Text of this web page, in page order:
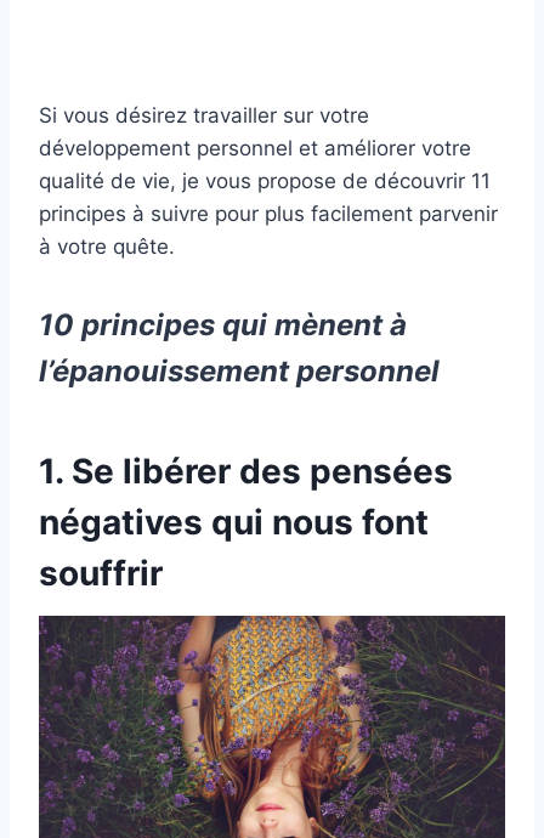
Si vous désirez travailler sur votre
développement personnel et améliorer votre
qualité de vie, je vous propose de découvrir 11
principes à suivre pour plus facilement parvenir
à votre quête.
10 principes qui mènent à
l’épanouissement personnel
1. Se libérer des pensées
négatives qui nous font
souffrir